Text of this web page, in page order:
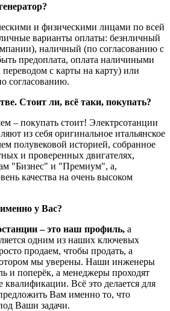
и физическими лицами по всей
варианты оплаты: безнличный
наличный (по согласованию с
предоплата, оплата наличиными
переводом с карты на карту) или
согласованию.
Стоит ли, всё таки, покупать?
– покупать стоит! Электрсотанции
из себя оригинальное итальянское
полувековой историей, собранное
и проверенных двигателях,
"Бизнес" и "Премиум", а,
качества на очень высоком
у Вас?
– это наш профиль, а
одним из наших ключевых
продаем, чтобы продать, а
котором мы уверены. Наши инженеры
и поперёк, а менеджеры проходят
квалификации. Всё это делается для
Вам именно то, что
Ваши задачи.